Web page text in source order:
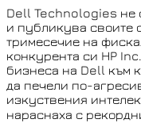
Dell Technologies не
и публикува своите
тримесечие на
конкурента си HP
бизнеса на Dell към
да печели по-
изкуствения
нараснаха с